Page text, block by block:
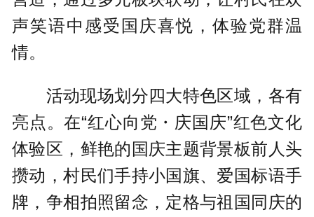
声笑语中感受国庆喜悦，体验党群温
情。
活动现场划分四大特色区域，各有
亮点。在“红心向党・庆国庆”红色文化
体验区，鲜艳的国庆主题背景板前人头
攒动，村民们手持小国旗、爱国标语手
牌，争相拍照留念，定格与祖国同庆的